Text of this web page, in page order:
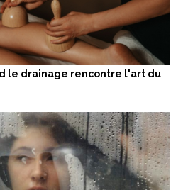
le drainage rencontre l'art du